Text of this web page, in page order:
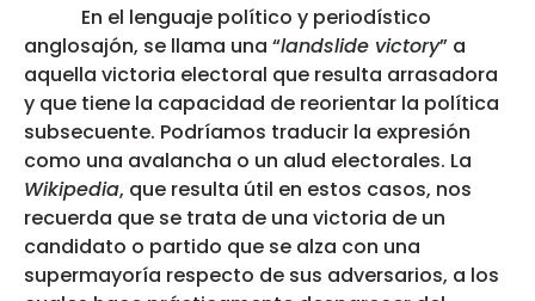
En el lenguaje político y periodístico
anglosajón, se llama una “landslide victory” a
aquella victoria electoral que resulta arrasadora
y que tiene la capacidad de reorientar la política
subsecuente. Podríamos traducir la expresión
como una avalancha o un alud electorales. La
Wikipedia, que resulta útil en estos casos, nos
recuerda que se trata de una victoria de un
candidato o partido que se alza con una
supermayoría respecto de sus adversarios, a los